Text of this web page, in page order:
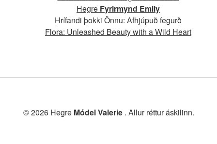
Hegre Fyrirmynd Emily
Hrífandi þokki Önnu: Afhjúpuð fegurð
Flora: Unleashed Beauty with a Wild Heart
© 2026 Hegre Módel Valerie. Allur réttur áskilinn.